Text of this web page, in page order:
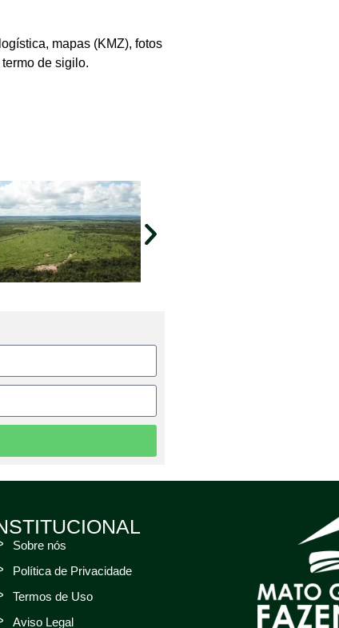
mapas (KMZ), fotos
de sigilo.
Sobre nós
Política de Privacidade
Termos de Uso
Aviso Legal